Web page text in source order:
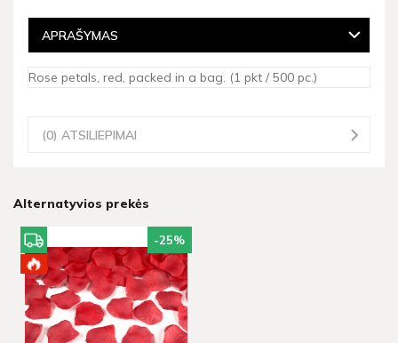
APRAŠYMAS
Rose petals, red, packed in a bag. (1 pkt / 500 pc.)
(0) ATSILIEPIMAI
Alternatyvios prekės
-25%